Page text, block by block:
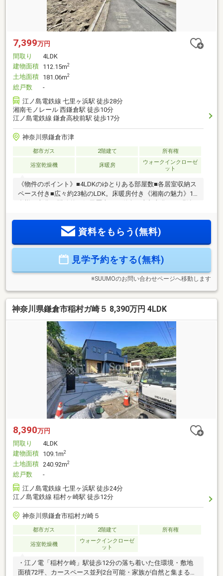
7,399万円
間取り
4LDK
建物面積 112.15m2
土地面積 181.06m2
総戸数
-
江ノ島電鉄線 七里ヶ浜駅 徒歩28分
湘南モノレール 西鎌倉駅 徒歩10分
江ノ島電鉄線 鎌倉高校前駅 徒歩17分
神奈川県鎌倉市津
都市ガス 2階建て 所有権
浴室乾燥機 床暖房
ウォークインクローゼ
ット
《物件のポイント》■4LDKのゆとりある部屋数■各居室収納ス
ペース付き■広々約23帖のLDK。床暖房付き《湘南の魅力》1.
多様な文化と開放的な気風歴史ある鎌倉の古都文化と、明治
が混ざり合い、「湘南モダン」とも呼べるリベラルで開放的
な空気感を生み出しています。2. 都市へのアクセスと職住近
倉や大船から都心まで1時間圏内という利便性を誇ります。平
日は都心で働き、週末は海辺で過ごす、あるいは朝に一乗り
資料をもらう(無料)
見学予約をする(無料)
※SUUMOのお問い合わせページへ移動します
神奈川県鎌倉市稲村ガ崎５ 8,390万円 4LDK
8,390万円
間取り
4LDK
建物面積 109.1m2
土地面積 240.92m2
総戸数
-
江ノ島電鉄線 七里ヶ浜駅 徒歩24分
江ノ島電鉄線 稲村ヶ崎駅 徒歩12分
神奈川県鎌倉市稲村ガ崎５
都市ガス 2階建て 所有権
浴室乾燥機
ウォークインクローゼ
ット
・江ノ電「稲村ケ崎」駅徒歩12分の落ち着いた住環境・敷地
面積72坪、カースペース並列2台可能・家族が自然と集まる